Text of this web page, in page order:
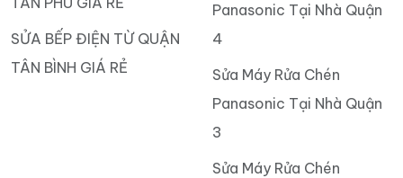
SỬA BẾP ĐIỆN TỪ QUẬN
TÂN BÌNH GIÁ RẺ
Panasonic Tại Nhà Quận
4
Sửa Máy Rửa Chén
Panasonic Tại Nhà Quận
3
Sửa Máy Rửa Chén